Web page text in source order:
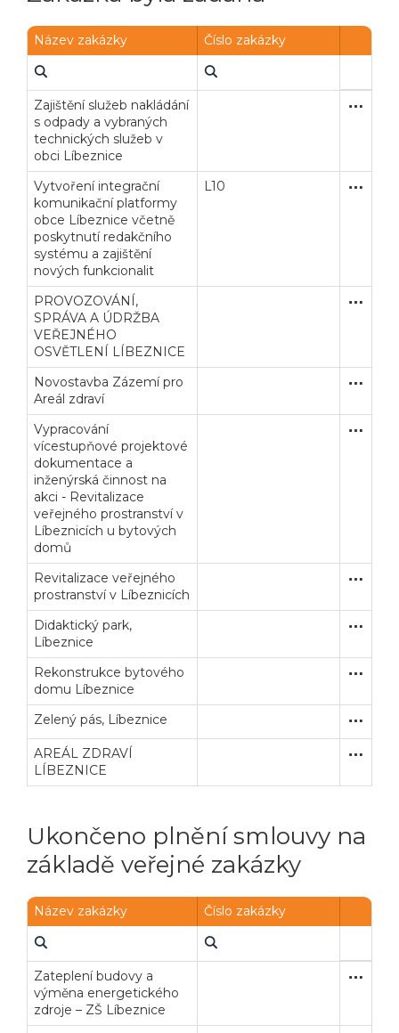
Název zakázky Číslo zakázky
Zajištění služeb nakládání
s odpady a vybraných
technických služeb v
obci Líbeznice
Služby
Vytvoření integrační
komunikační platformy
obce Líbeznice včetně
poskytnutí redakčního
systému a zajištění
nových funkcionalit
L10 Služby
PROVOZOVÁNÍ,
SPRÁVA A ÚDRŽBA
VEŘEJNÉHO
OSVĚTLENÍ LÍBEZNICE
Služby
Novostavba Zázemí pro
Areál zdraví
Vypracování
vícestupňové projektové
dokumentace a
inženýrská činnost na
akci - Revitalizace
veřejného prostranství v
Líbeznicích u bytových
domů
Služby
Revitalizace veřejného
prostranství v Líbeznicích
Didaktický park,
Líbeznice
Rekonstrukce bytového
domu Líbeznice
Zelený pás, Líbeznice
AREÁL ZDRAVÍ
LÍBEZNICE
Ukončeno plnění smlouvy na
základě veřejné zakázky
Název zakázky Číslo zakázky
Zateplení budovy a
výměna energetického
zdroje – ZŠ Líbeznice